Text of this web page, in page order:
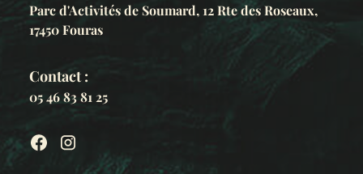
Parc d'Activités de Soumard, 12 Rte des Roseaux,
17450 Fouras
Contact :
05 46 83 81 25